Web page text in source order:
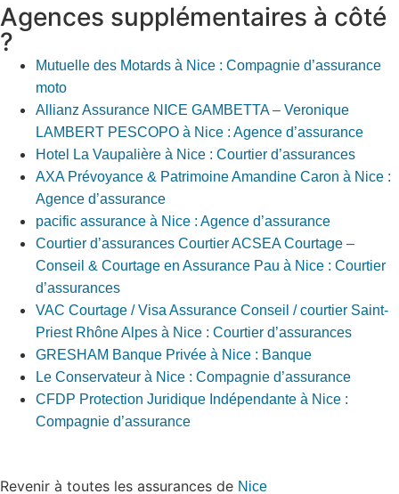
Agences supplémentaires à côté
?
Mutuelle des Motards à Nice : Compagnie d’assurance
moto
Allianz Assurance NICE GAMBETTA – Veronique
LAMBERT PESCOPO à Nice : Agence d’assurance
Hotel La Vaupalière à Nice : Courtier d’assurances
AXA Prévoyance & Patrimoine Amandine Caron à Nice :
Agence d’assurance
pacific assurance à Nice : Agence d’assurance
Courtier d’assurances Courtier ACSEA Courtage –
Conseil & Courtage en Assurance Pau à Nice : Courtier
d’assurances
VAC Courtage / Visa Assurance Conseil / courtier Saint-
Priest Rhône Alpes à Nice : Courtier d’assurances
GRESHAM Banque Privée à Nice : Banque
Le Conservateur à Nice : Compagnie d’assurance
CFDP Protection Juridique Indépendante à Nice :
Compagnie d’assurance
Revenir à toutes les assurances de Nice